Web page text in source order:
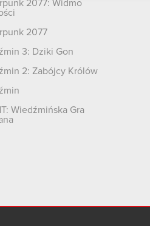
2077: Widmo
2077
3: Dziki Gon
2: Zabójcy Królów
Wiedźmińska Gra